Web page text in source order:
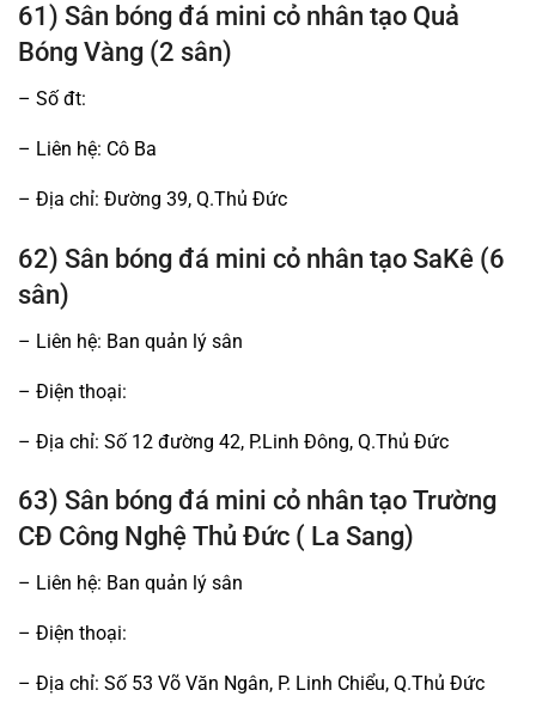
61) Sân bóng đá mini cỏ nhân tạo Quả
Bóng Vàng (2 sân)
– Số đt:
– Liên hệ: Cô Ba
– Địa chỉ: Đường 39, Q.Thủ Đức
62) Sân bóng đá mini cỏ nhân tạo SaKê (6
sân)
– Liên hệ: Ban quản lý sân
– Điện thoại:
– Địa chỉ: Số 12 đường 42, P.Linh Đông, Q.Thủ Đức
63) Sân bóng đá mini cỏ nhân tạo Trường
CĐ Công Nghệ Thủ Đức ( La Sang)
– Liên hệ: Ban quản lý sân
– Điện thoại:
– Địa chỉ: Số 53 Võ Văn Ngân, P. Linh Chiểu, Q.Thủ Đức